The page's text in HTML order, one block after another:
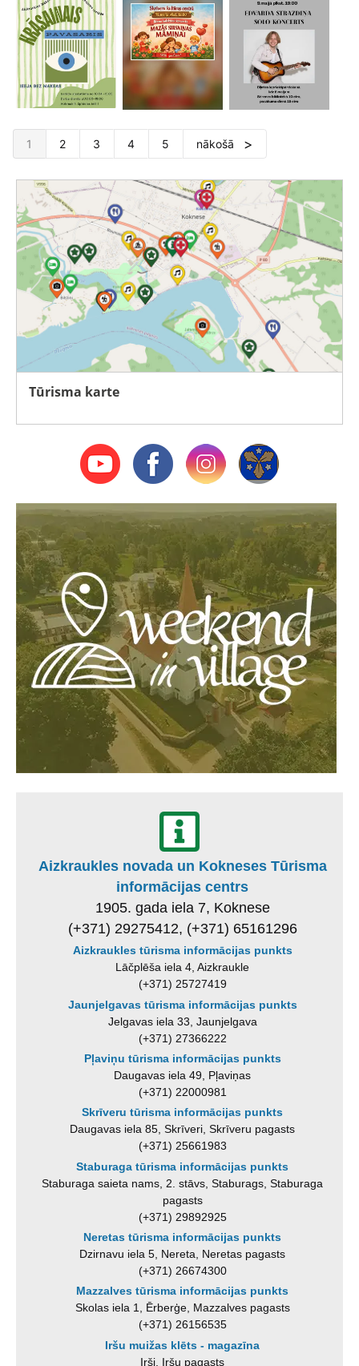
1 2 3 4 5 nākošā
Tūrisma karte
Aizkraukles novada un Kokneses Tūrisma
informācijas centrs
1905. gada iela 7, Koknese
(+371) 29275412, (+371) 65161296
Aizkraukles tūrisma informācijas punkts
Lāčplēša iela 4, Aizkraukle
(+371) 25727419
Jaunjelgavas tūrisma informācijas punkts
Jelgavas iela 33, Jaunjelgava
(+371) 27366222
Pļaviņu tūrisma informācijas punkts
Daugavas iela 49, Pļaviņas
(+371) 22000981
Skrīveru tūrisma informācijas punkts
Daugavas iela 85, Skrīveri, Skrīveru pagasts
(+371) 25661983
Staburaga tūrisma informācijas punkts
Staburaga saieta nams, 2. stāvs, Staburags, Staburaga
pagasts
(+371) 29892925
Neretas tūrisma informācijas punkts
Dzirnavu iela 5, Nereta, Neretas pagasts
(+371) 26674300
Mazzalves tūrisma informācijas punkts
Skolas iela 1, Ērberģe, Mazzalves pagasts
(+371) 26156535
Iršu muižas klēts - magazīna
Irši, Iršu pagasts